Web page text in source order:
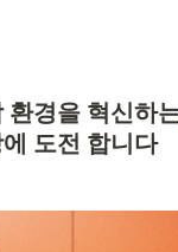
환경을 혁신하
도전 합니다